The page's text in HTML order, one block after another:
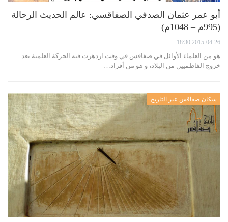
أبو عمر عثمان الصدفي الصفاقسي: عالم الحديث الرحالة
(995م – 1048م)
2015-04-26 18:30
هو من العلماء الأوائل في صفاقس في وقت ازدهرت فيه الحركة العلمية بعد
خروج الفاطميين من البلاد، و هو من أفراد…
سكان صفاقس عبر التاريخ